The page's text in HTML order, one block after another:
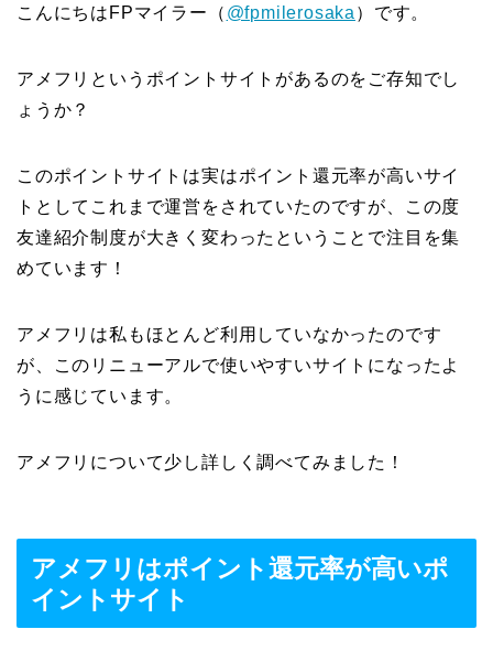
こんにちはFPマイラー（ @fpmilerosaka ）です。
アメフリというポイントサイトがあるのをご存知でし
ょうか？
このポイントサイトは実はポイント還元率が高いサイ
トとしてこれまで運営をされていたのですが、この度
友達紹介制度が大きく変わったということで注目を集
めています！
アメフリは私もほとんど利用していなかったのです
が、このリニューアルで使いやすいサイトになったよ
うに感じています。
アメフリについて少し詳しく調べてみました！
アメフリはポイント還元率が高いポ
イントサイト